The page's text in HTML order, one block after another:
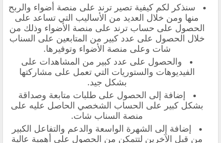
سنذكر لكم كيفية تصير ترند على منصة أضواء والربح
منها ومن خلال العديد من الأساليب التي تساعد على
الحصول على حساب ترند على منصة الأضواء وذلك من
خلال الحصول على عدد كبير من المتابعين على السناب
شات وعلى منصة الأضواء وتوفيرها.
والحصول على عدد كبير من المشاهدات على
الفيديوهات والستوريات التي تعمل على مشاركتها
بشكل جيد.
إضافة إلى الحصول على طلبات متابعة وصداقة
بشكل كبير على الحساب الشخصي الحاصل عليه على
منصة السناب شات.
إضافة إلى الشهرة الواسعة والدعم والتفاعل الكبير
من قبل الآخرين لتتمكن من الحصول على أهمية عالية